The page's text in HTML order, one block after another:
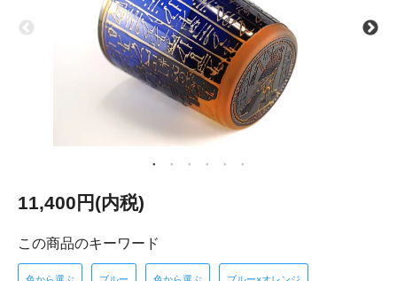
11,400円(内税)
この商品のキーワード